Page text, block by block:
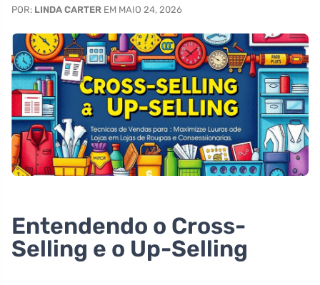
POR: LINDA CARTER EM MAIO 24, 2026
Entendendo o Cross-
Selling e o Up-Selling